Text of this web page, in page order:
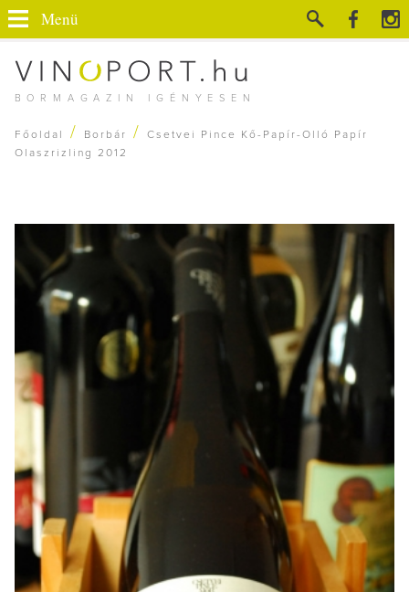
BORMAGAZIN IGÉNYESEN
Menü
Főoldal / Borbár /
Csetvei Pince Kő-Papír-Olló Papír
Olaszrizling 2012